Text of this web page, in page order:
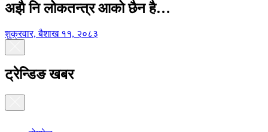
अझै नि लोकतन्त्र आको छैन है…
शुक्रवार, बैशाख ११, २०८३
ट्रेन्डिङ खबर